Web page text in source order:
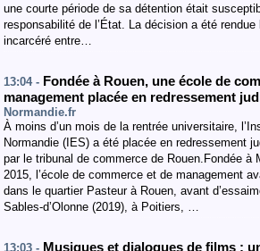
une courte période de sa détention était
responsabilité de l’État. La décision a été rendue
incarcéré entre…
13:04 - Fondée à Rouen, une école de
management placée en redressement
Normandie.fr
À moins d’un mois de la rentrée universitaire,
Normandie (IES) a été placée en redressement
par le tribunal de commerce de Rouen.Fondée à
2015, l’école de commerce et de management
dans le quartier Pasteur à Rouen, avant
Sables-d’Olonne (2019), à Poitiers, …
13:03 - Musiques et dialogues de films :